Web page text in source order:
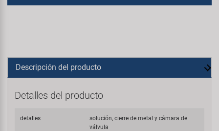
Descripción del producto
Detalles del producto
detalles
solución, cierre de metal y cámara de
válvula